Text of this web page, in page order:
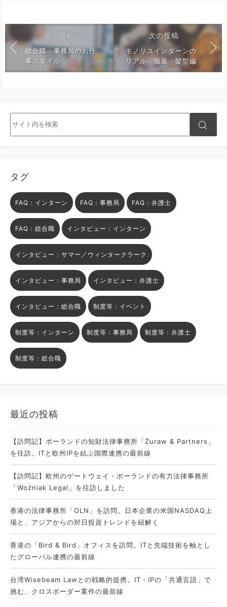
前の投稿
総合職・事務局のお仕
事スタイル
次の投稿
モノリスインターンの
リアル 服装・髪型編
タグ
FAQ：インターン FAQ：事務局 FAQ：弁護士
FAQ：総合職 インタビュー：インターン
インタビュー：サマー／ウィンタークラーク
インタビュー：事務局 インタビュー：弁護士
インタビュー：総合職 制度等：イベント
制度等：インターン 制度等：事務局 制度等：弁護士
制度等：総合職
最近の投稿
【訪問記】ポーランドの知財法律事務所「Żuraw & Partners」
を往訪。ITと欧州IPを結ぶ国際連携の最前線
【訪問記】欧州のゲートウェイ・ポーランドの有力法律事務所
「Woźniak Legal」を往訪しました
香港の法律事務所「OLN」を訪問。日本企業の米国NASDAQ上
場と、アジアからの対日投資トレンドを紐解く
香港の「Bird & Bird」オフィスを訪問。ITと先端技術を軸とし
たグローバル連携の最前線
台湾Wisebeam Lawとの戦略的提携。IT・IPの「共通言語」で
挑む、クロスボーダー案件の最前線